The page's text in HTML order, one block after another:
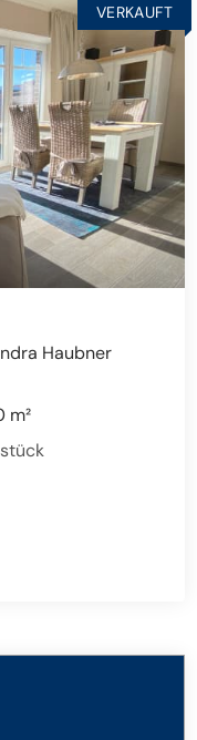
VERKAUFT
Haubner
m²